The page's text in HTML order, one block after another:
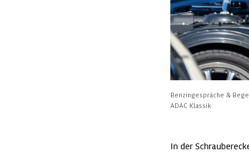
Benzingespräche &
ADAC Klassik
In der